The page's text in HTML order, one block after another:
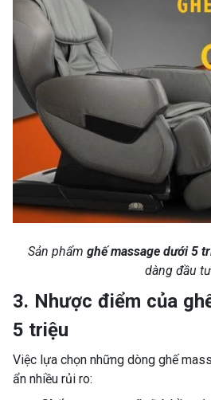
Sản phẩm ghế massage dưới 5
dàng đầu tư
3. Nhược điểm của
5 triệu
Việc lựa chọn những dòng ghế
ẩn nhiều rủi ro: